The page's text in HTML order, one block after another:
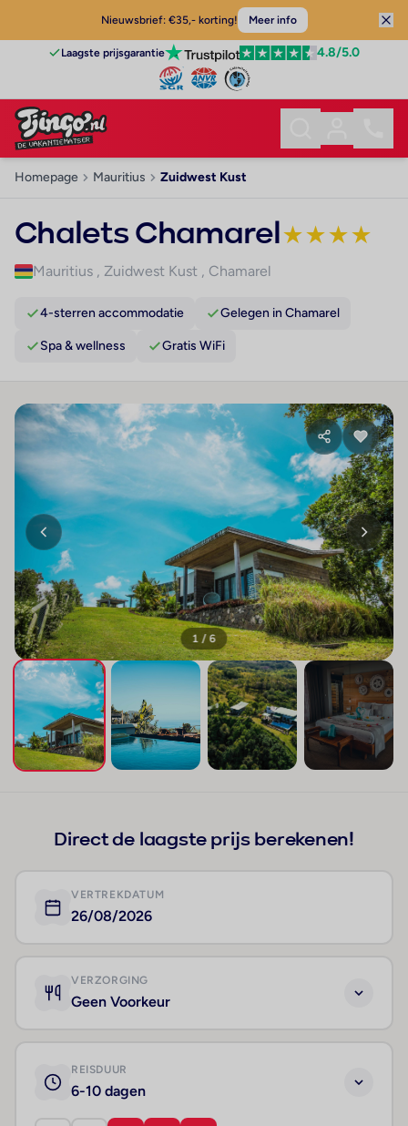
Nieuwsbrief: €35,- korting! Meer info
Laagste prijsgarantie 4.8/5.0
Homepage Mauritius Zuidwest Kust
Chalets Chamarel★★★★
Mauritius , Zuidwest Kust , Chamarel
4-sterren accommodatie Gelegen in Chamarel
Spa & wellness Gratis WiFi
1 / 6
Direct de laagste prijs berekenen!
VERTREKDATUM
26/08/2026
VERZORGING
Geen Voorkeur
REISDUUR
6-10 dagen